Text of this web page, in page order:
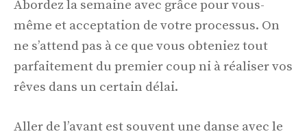
Abordez la semaine avec grâce pour vous-
même et acceptation de votre processus. On
ne s’attend pas à ce que vous obteniez tout
parfaitement du premier coup ni à réaliser vos
rêves dans un certain délai.
Aller de l’avant est souvent une danse avec le